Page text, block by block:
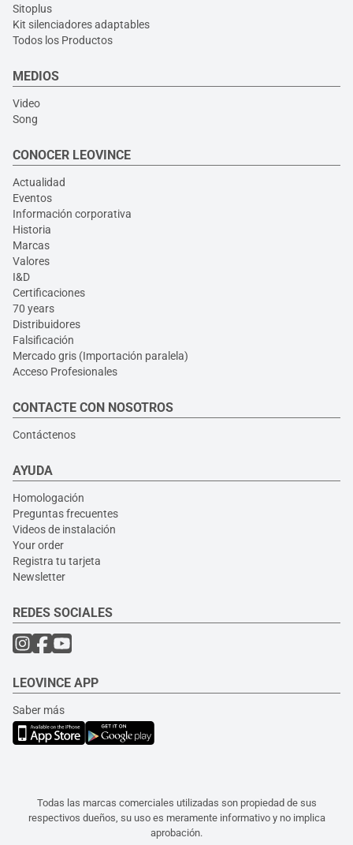
Sitoplus
Kit silenciadores adaptables
Todos los Productos
MEDIOS
Video
Song
CONOCER LEOVINCE
Actualidad
Eventos
Información corporativa
Historia
Marcas
Valores
I&D
Certificaciones
70 years
Distribuidores
Falsificación
Mercado gris (Importación paralela)
Acceso Profesionales
CONTACTE CON NOSOTROS
Contáctenos
AYUDA
Homologación
Preguntas frecuentes
Videos de instalación
Your order
Registra tu tarjeta
Newsletter
REDES SOCIALES
LEOVINCE APP
Saber más
Todas las marcas comerciales utilizadas son propiedad de sus
respectivos dueños, su uso es meramente informativo y no implica
aprobación.